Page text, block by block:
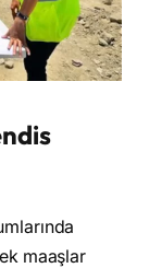
maaşlar